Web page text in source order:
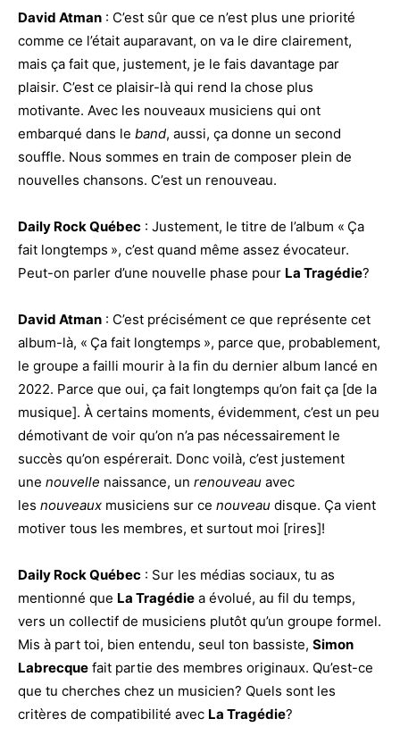
David Atman : C’est sûr que ce n’est plus une priorité
comme ce l’était auparavant, on va le dire clairement,
mais ça fait que, justement, je le fais davantage par
plaisir. C’est ce plaisir-là qui rend la chose plus
motivante. Avec les nouveaux musiciens qui ont
embarqué dans le band, aussi, ça donne un second
souffle. Nous sommes en train de composer plein de
nouvelles chansons. C’est un renouveau.
Daily Rock Québec : Justement, le titre de l’album « Ça
fait longtemps », c’est quand même assez évocateur.
Peut-on parler d’une nouvelle phase pour La Tragédie?
David Atman : C’est précisément ce que représente cet
album-là, « Ça fait longtemps », parce que, probablement,
le groupe a failli mourir à la fin du dernier album lancé en
2022. Parce que oui, ça fait longtemps qu’on fait ça [de la
musique]. À certains moments, évidemment, c’est un peu
démotivant de voir qu’on n’a pas nécessairement le
succès qu’on espérerait. Donc voilà, c’est justement
une nouvelle naissance, un renouveau avec
les nouveaux musiciens sur ce nouveau disque. Ça vient
motiver tous les membres, et surtout moi [rires]!
Daily Rock Québec : Sur les médias sociaux, tu as
mentionné que La Tragédie a évolué, au fil du temps,
vers un collectif de musiciens plutôt qu’un groupe formel.
Mis à part toi, bien entendu, seul ton bassiste, Simon
Labrecque fait partie des membres originaux. Qu’est-ce
que tu cherches chez un musicien? Quels sont les
critères de compatibilité avec La Tragédie?